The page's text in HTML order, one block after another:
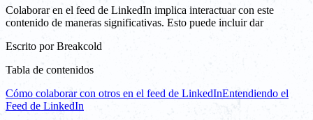
Colaborar en el feed de LinkedIn implica interactuar con este
contenido de maneras significativas. Esto puede incluir dar
Escrito por Breakcold
Tabla de contenidos
Cómo colaborar con otros en el feed de LinkedInEntendiendo el
Feed de LinkedIn